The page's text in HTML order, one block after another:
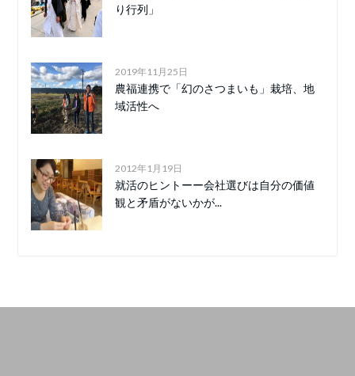
り行列」
2019年11月25日
農福連携で「幻のさつまいも」栽培、地
域活性へ
2012年1月19日
就活のヒントーー会社選びは自分の価値
観と矛盾がないかが...